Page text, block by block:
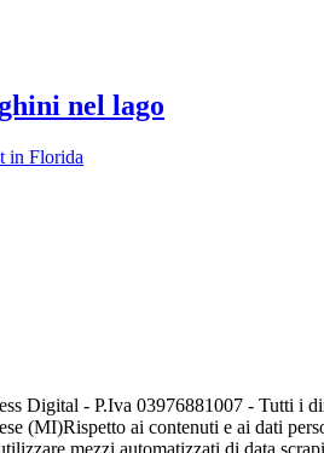
nel lago
in Florida
Digital - P.Iva 03976881007 - Tutti i
(MI)Rispetto ai contenuti e ai dati